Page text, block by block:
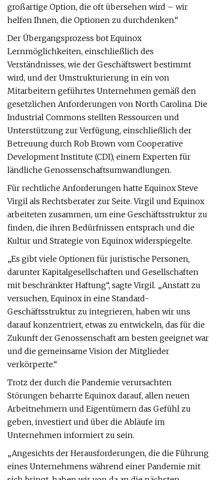
großartige Option, die oft übersehen wird – wir
helfen Ihnen, die Optionen zu durchdenken.“
Der Übergangsprozess bot Equinox
Lernmöglichkeiten, einschließlich des
Verständnisses, wie der Geschäftswert bestimmt
wird, und der Umstrukturierung in ein von
Mitarbeitern geführtes Unternehmen gemäß den
gesetzlichen Anforderungen von North Carolina. Die
Industrial Commons stellten Ressourcen und
Unterstützung zur Verfügung, einschließlich der
Betreuung durch Rob Brown vom Cooperative
Development Institute (CDI), einem Experten für
ländliche Genossenschaftsumwandlungen.
Für rechtliche Anforderungen hatte Equinox Steve
Virgil als Rechtsberater zur Seite. Virgil und Equinox
arbeiteten zusammen, um eine Geschäftsstruktur zu
finden, die ihren Bedürfnissen entsprach und die
Kultur und Strategie von Equinox widerspiegelte.
„Es gibt viele Optionen für juristische Personen,
darunter Kapitalgesellschaften und Gesellschaften
mit beschränkter Haftung“, sagte Virgil. „Anstatt zu
versuchen, Equinox in eine Standard-
Geschäftsstruktur zu integrieren, haben wir uns
darauf konzentriert, etwas zu entwickeln, das für die
Zukunft der Genossenschaft am besten geeignet war
und die gemeinsame Vision der Mitglieder
verkörperte.“
Trotz der durch die Pandemie verursachten
Störungen beharrte Equinox darauf, allen neuen
Arbeitnehmern und Eigentümern das Gefühl zu
geben, investiert und über die Abläufe im
Unternehmen informiert zu sein.
„Angesichts der Herausforderungen, die die Führung
eines Unternehmens während einer Pandemie mit